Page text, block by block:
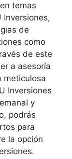
temas
Inversiones,
de
como
de este
a asesoría
meticulosa
Inversiones
y
podrás
para
la opción